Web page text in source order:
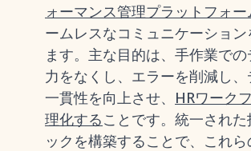
ォーマンス管理プラットフォー
ームレスなコミュニケーション
ます。主な目的は、手作業での
力をなくし、エラーを削減し
一貫性を向上させ、 HRワーク
理化することです。統一された
ックを構築することで、これ